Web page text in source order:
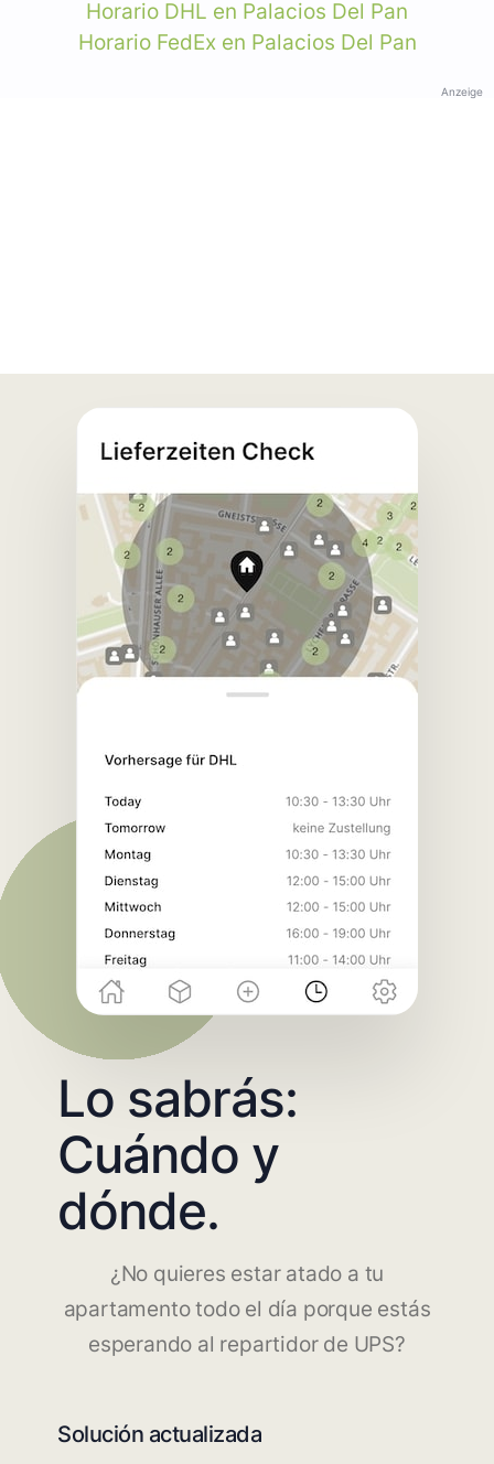
Horario DHL en Palacios Del Pan
Horario FedEx en Palacios Del Pan
Anzeige
Lo sabrás:
Cuándo y
dónde.
¿No quieres estar atado a tu
apartamento todo el día porque estás
esperando al repartidor de UPS?
Solución actualizada